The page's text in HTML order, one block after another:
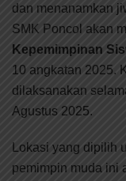
dan menanamkan
SMK Poncol akan
Kepemimpinan
10 angkatan 2025.
dilaksanakan
Agustus 2025.
Lokasi yang dipilih
pemimpin muda ini